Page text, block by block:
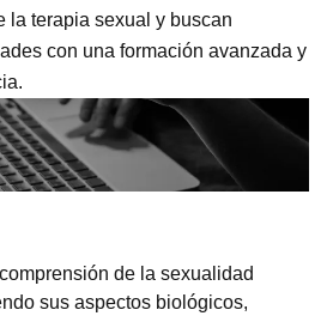
la terapia sexual y buscan
con una formación avanzada y
de la sexualidad
sus aspectos biológicos,